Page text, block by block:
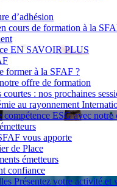
d’adhésion
cours de formation à la
EN SAVOIR PLUS
former à la SFAF ?
offre de formation
: nos prochaines
au rayonnement
compétence ESG avec
vous apporte
de Place
émetteurs
confiance
Présentez votre activité et